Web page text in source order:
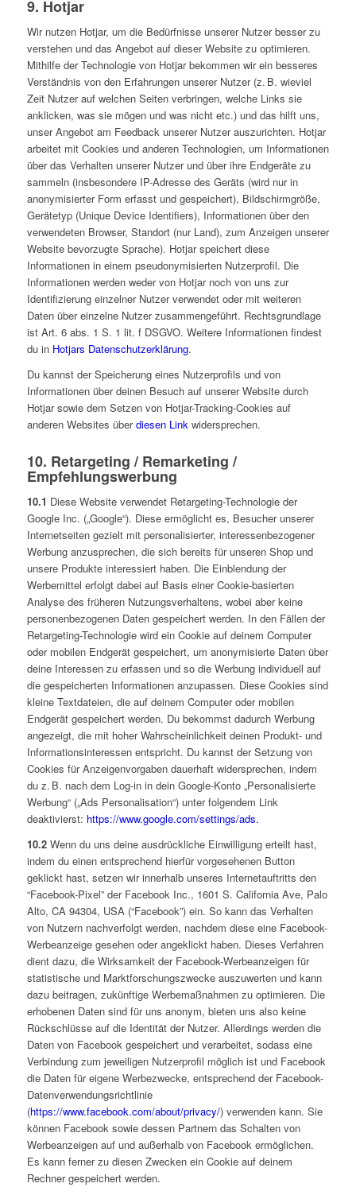
9. Hotjar
Wir nutzen Hotjar, um die Bedürfnisse unserer Nutzer besser zu
verstehen und das Angebot auf dieser Website zu optimieren.
Mithilfe der Technologie von Hotjar bekommen wir ein besseres
Verständnis von den Erfahrungen unserer Nutzer (z. B. wieviel
Zeit Nutzer auf welchen Seiten verbringen, welche Links sie
anklicken, was sie mögen und was nicht etc.) und das hilft uns,
unser Angebot am Feedback unserer Nutzer auszurichten. Hotjar
arbeitet mit Cookies und anderen Technologien, um Informationen
über das Verhalten unserer Nutzer und über ihre Endgeräte zu
sammeln (insbesondere IP-Adresse des Geräts (wird nur in
anonymisierter Form erfasst und gespeichert), Bildschirmgröße,
Gerätetyp (Unique Device Identifiers), Informationen über den
verwendeten Browser, Standort (nur Land), zum Anzeigen unserer
Website bevorzugte Sprache). Hotjar speichert diese
Informationen in einem pseudonymisierten Nutzerprofil. Die
Informationen werden weder von Hotjar noch von uns zur
Identifizierung einzelner Nutzer verwendet oder mit weiteren
Daten über einzelne Nutzer zusammengeführt. Rechtsgrundlage
ist Art. 6 abs. 1 S. 1 lit. f DSGVO. Weitere Informationen findest
du in Hotjars Datenschutzerklärung.
Du kannst der Speicherung eines Nutzerprofils und von
Informationen über deinen Besuch auf unserer Website durch
Hotjar sowie dem Setzen von Hotjar-Tracking-Cookies auf
anderen Websites überdiesen Linkwidersprechen.
10. Retargeting / Remarketing /
Empfehlungswerbung
10.1 Diese Website verwendet Retargeting-Technologie der
Google Inc. („Google“). Diese ermöglicht es, Besucher unserer
Internetseiten gezielt mit personalisierter, interessenbezogener
Werbung anzusprechen, die sich bereits für unseren Shop und
unsere Produkte interessiert haben. Die Einblendung der
Werbemittel erfolgt dabei auf Basis einer Cookie-basierten
Analyse des früheren Nutzungsverhaltens, wobei aber keine
personenbezogenen Daten gespeichert werden. In den Fällen der
Retargeting-Technologie wird ein Cookie auf deinem Computer
oder mobilen Endgerät gespeichert, um anonymisierte Daten über
deine Interessen zu erfassen und so die Werbung individuell auf
die gespeicherten Informationen anzupassen. Diese Cookies sind
kleine Textdateien, die auf deinem Computer oder mobilen
Endgerät gespeichert werden. Du bekommst dadurch Werbung
angezeigt, die mit hoher Wahrscheinlichkeit deinen Produkt- und
Informationsinteressen entspricht. Du kannst der Setzung von
Cookies für Anzeigenvorgaben dauerhaft widersprechen, indem
du z. B. nach dem Log-in in dein Google-Konto „Personalisierte
Werbung“ („Ads Personalisation“) unter folgendem Link
deaktivierst: https://www.google.com/settings/ads.
10.2Wenn du uns deine ausdrückliche Einwilligung erteilt hast,
indem du einen entsprechend hierfür vorgesehenen Button
geklickt hast, setzen wir innerhalb unseres Internetauftritts den
“Facebook-Pixel” der Facebook Inc., 1601 S. California Ave, Palo
Alto, CA 94304, USA (“Facebook”) ein. So kann das Verhalten
von Nutzern nachverfolgt werden, nachdem diese eine Facebook-
Werbeanzeige gesehen oder angeklickt haben. Dieses Verfahren
dient dazu, die Wirksamkeit der Facebook-Werbeanzeigen für
statistische und Marktforschungszwecke auszuwerten und kann
dazu beitragen, zukünftige Werbemaßnahmen zu optimieren. Die
erhobenen Daten sind für uns anonym, bieten uns also keine
Rückschlüsse auf die Identität der Nutzer. Allerdings werden die
Daten von Facebook gespeichert und verarbeitet, sodass eine
Verbindung zum jeweiligen Nutzerprofil möglich ist und Facebook
die Daten für eigene Werbezwecke, entsprechend der Facebook-
Datenverwendungsrichtlinie
(https://www.facebook.com/about/privacy/) verwenden kann. Sie
können Facebook sowie dessen Partnern das Schalten von
Werbeanzeigen auf und außerhalb von Facebook ermöglichen.
Es kann ferner zu diesen Zwecken ein Cookie auf deinem
Rechner gespeichert werden.